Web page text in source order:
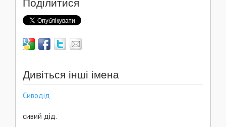
Поділитися
Дивіться інші імена
Сиводід
сивий дід.